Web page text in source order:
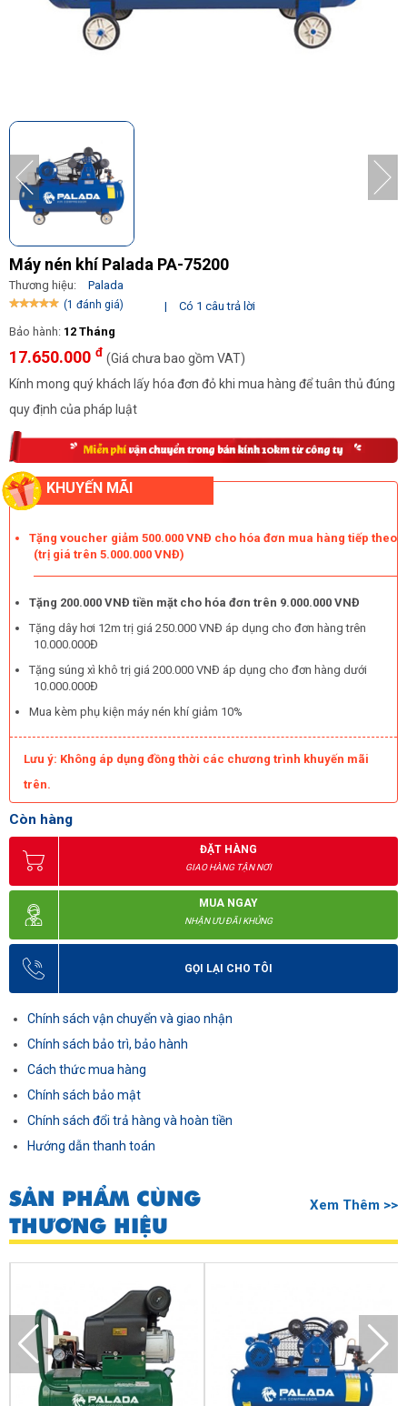
Máy nén khí Palada PA-75200
Thương hiệu: Palada
(1 đánh giá) |
Có 1 câu trả lời
Bảo hành: 12 Tháng
17.650.000 đ (Giá chưa bao gồm VAT)
Kính mong quý khách lấy hóa đơn đỏ khi mua hàng để tuân thủ đúng
quy định của pháp luật
KHUYẾN MÃI
Tặng voucher giảm 500.000 VNĐ cho hóa đơn mua hàng tiếp theo
(trị giá trên 5.000.000 VNĐ)
Tặng 200.000 VNĐ tiền mặt cho hóa đơn trên 9.000.000 VNĐ
Tặng dây hơi 12m trị giá 250.000 VNĐ áp dụng cho đơn hàng trên
10.000.000Đ
Tặng súng xì khô trị giá 200.000 VNĐ áp dụng cho đơn hàng dưới
10.000.000Đ
Mua kèm phụ kiện máy nén khí giảm 10%
Lưu ý: Không áp dụng đồng thời các chương trình khuyến mãi
trên.
Còn hàng
ĐẶT HÀNG
GIAO HÀNG TẬN NƠI
MUA NGAY
NHẬN ƯU ĐÃI KHỦNG
GỌI LẠI CHO TÔI
Chính sách vận chuyển và giao nhận
Chính sách bảo trì, bảo hành
Cách thức mua hàng
Chính sách bảo mật
Chính sách đổi trả hàng và hoàn tiền
Hướng dẫn thanh toán
SẢN PHẨM CÙNG
THƯƠNG HIỆU
Xem Thêm >>